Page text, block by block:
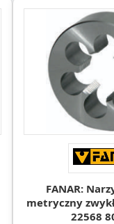
FANAR:
metryczny
22568